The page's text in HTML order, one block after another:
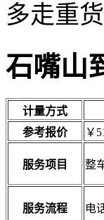
多走重
石嘴山
计量方式
参考报价
￥
服务项目 整
服务流程 电